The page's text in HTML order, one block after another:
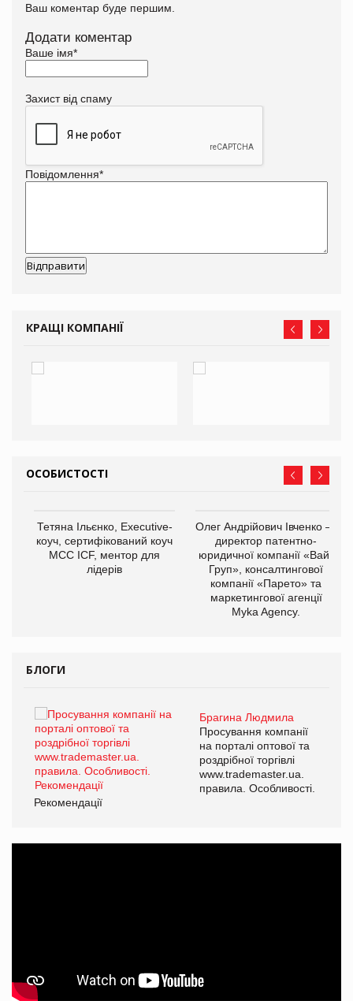
Ваш коментар буде першим.
Додати коментар
Ваше імя*
Захист від спаму
Повідомлення*
КРАЩІ КОМПАНІЇ
ОСОБИСТОСТІ
Тетяна Ільєнко, Executive-
коуч, сертифікований коуч
МСС ICF, ментор для
лідерів
Олег Андрійович Івченко —
директор патентно-
юридичної компанії «Вайз
Груп», консалтингової
компанії «Парето» та
маркетингової агенції
Myka Agency.
БЛОГИ
Брагина Людмила
Просування компанії
на порталі оптової та
роздрібної торгівлі
www.trademaster.ua.
правила. Особливості.
Рекомендації